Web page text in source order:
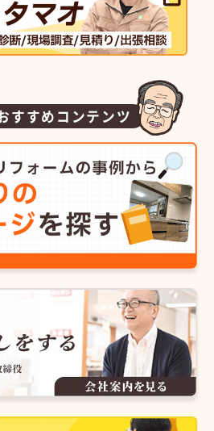
すすめコンテンツ